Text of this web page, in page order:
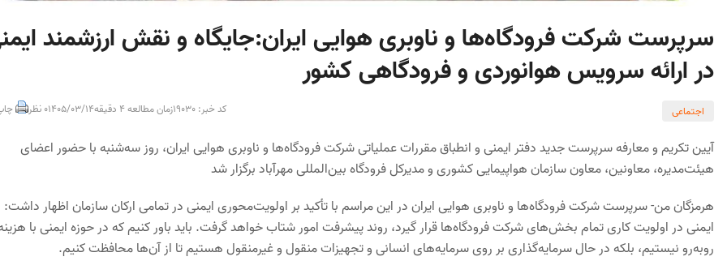
سرپرست شرکت فرودگاه‌ها و ناوبری هوایی ایران:جایگاه و نقش ارزشمند
در ارائه سرویس هوانوردی و فرودگاهی کشور
اجتماعی کد خبر: 19030 زمان مطالعه 4 دقیقه 1405/03/140 نظر
آیین تکریم و معارفه سرپرست جدید دفتر ایمنی و انطباق مقررات عملیاتی شرکت فرودگاه‌ها و ناوبری هوایی ایران، روز سه‌شنبه با حضور اعضای
هیئت‌مدیره، معاونین، معاون سازمان هواپیمایی کشوری و مدیرکل فرودگاه بین‌المللی مهرآباد برگزار شد
هرمزگان من- سرپرست شرکت فرودگاه‌ها و ناوبری هوایی ایران در این مراسم با تأکید بر اولویت‌محوری ایمنی در تمامی ارکان سازمان اظهار داشت:
ایمنی در اولویت کاری تمام بخش‌های شرکت فرودگاه‌ها قرار گیرد، روند پیشرفت امور شتاب خواهد گرفت. باید باور کنیم که در حوزه ایمنی با
رو‌به‌رو نیستیم، بلکه در حال سرمایه‌گذاری بر روی سرمایه‌های انسانی و تجهیزات منقول و غیرمنقول هستیم تا از آن‌ها محافظت کنیم.